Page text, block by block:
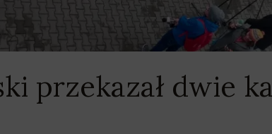
przekazał dwie